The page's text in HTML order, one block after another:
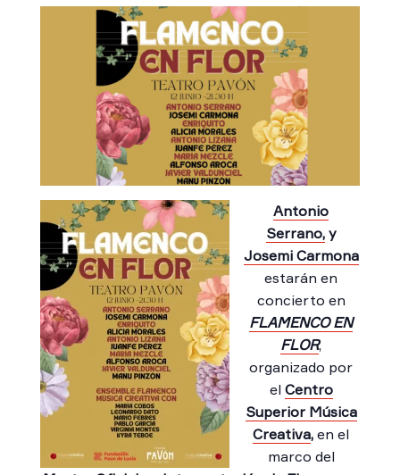
Antonio
Serrano,y
Josemi Carmona
estarán en
concierto en
FLAMENCO EN
FLOR,
organizado por
el Centro
Superior Música
Creativa, en el
marco del